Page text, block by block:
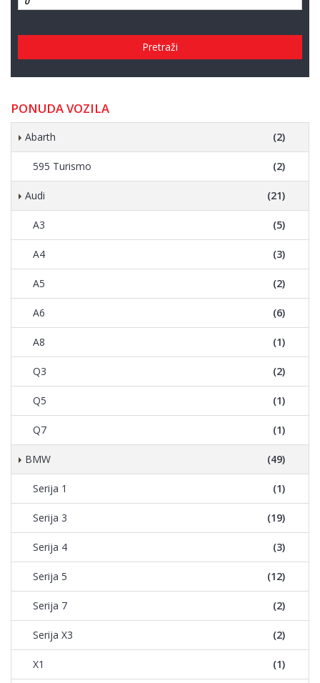
Pretraži
PONUDA VOZILA
Abarth (2)
595 Turismo (2)
Audi (21)
A3 (5)
A4 (3)
A5 (2)
A6 (6)
A8 (1)
Q3 (2)
Q5 (1)
Q7 (1)
BMW (49)
Serija 1 (1)
Serija 3 (19)
Serija 4 (3)
Serija 5 (12)
Serija 7 (2)
Serija X3 (2)
X1 (1)